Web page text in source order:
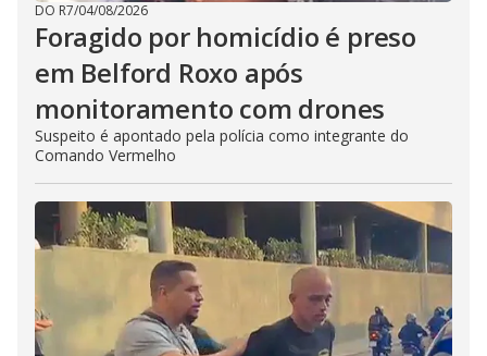
DO R7/04/08/2026
Foragido por homicídio é preso
em Belford Roxo após
monitoramento com drones
Suspeito é apontado pela polícia como integrante do
Comando Vermelho